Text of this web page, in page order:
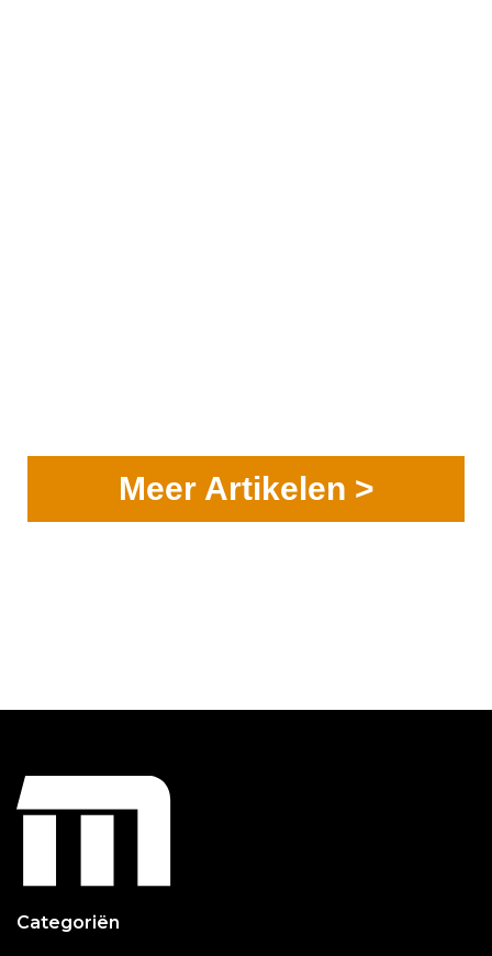
Meer Artikelen >
Categoriën